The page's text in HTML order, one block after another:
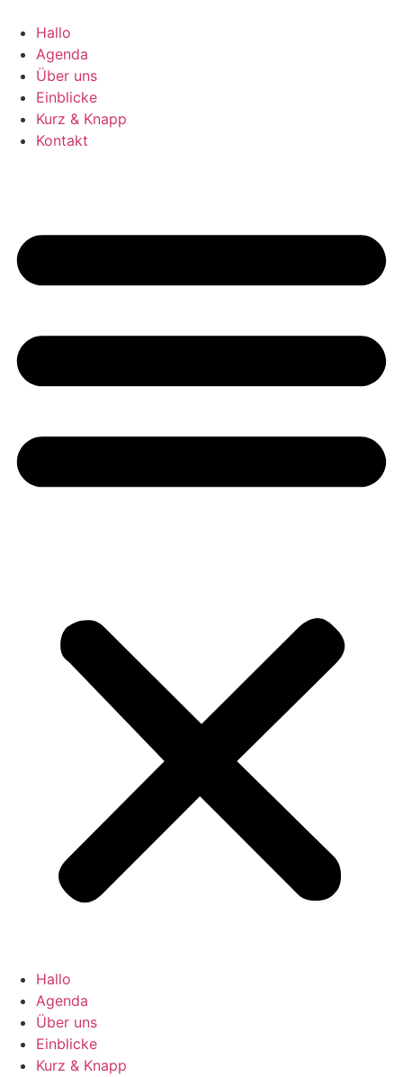
Inhalt
springen
Hallo
Agenda
Über uns
Einblicke
Kurz & Knapp
Kontakt
Hallo
Agenda
Über uns
Einblicke
Kurz & Knapp